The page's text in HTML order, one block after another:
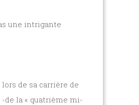
une intrigante
de sa carrière de
de la « quatrième mi-